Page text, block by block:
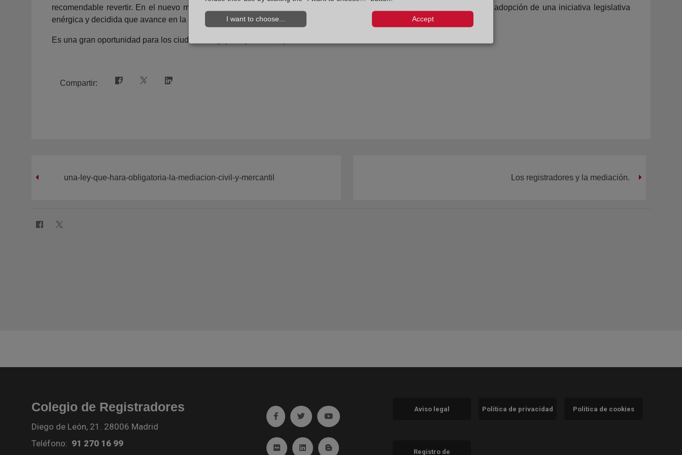
recomendable revertir. En el nuevo modelo, ante el fracaso de promoción y difusión de la mediación, se apuesta por la adopción de una iniciativa legislativa
enérgica y decidida que avance en la línea de una obligatoriedad matizada.
Es una gran oportunidad para los ciudadanos y, principalmente, para los consumidores.
Compartir:
una-ley-que-hara-obligatoria-la-mediacion-civil-y-mercantil Los registradores y la mediación.
Colegio de Registradores
Diego de León, 21. 28006 Madrid
Teléfono: 91 270 16 99
Ir a facebook (abre en ventana nueva)
Ir a twitter (abre en ventana nueva)
Ir a YouTube (abre en ventana nueva)
Ir a Flickr (abre en ventana nueva)
Ir a Linkedin (abre en ventana nueva)
Ir al Blog (abre en ventana nueva)
Aviso legal Política de privacidad Política de cookies
Registro de
I want to choose... Accept